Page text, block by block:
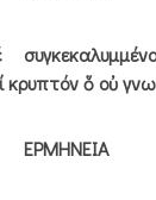
κρυπτόν ὅ οὐ
ΕΡΜΗΝΕΙΑ